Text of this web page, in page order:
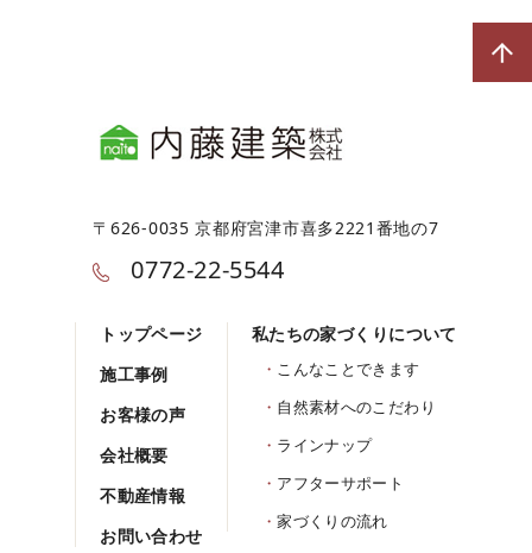
〒626-0035 京都府宮津市喜多2221番地の7
0772-22-5544
トップページ
施工事例
お客様の声
会社概要
不動産情報
お問い合わせ
私たちの家づくりについて
こんなことできます
自然素材へのこだわり
ラインナップ
アフターサポート
家づくりの流れ